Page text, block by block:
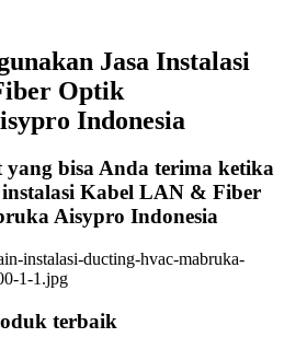
Jasa Instalasi
Optik
Indonesia
bisa Anda terima ketika
Kabel LAN & Fiber
Aisypro Indonesia
terbaik